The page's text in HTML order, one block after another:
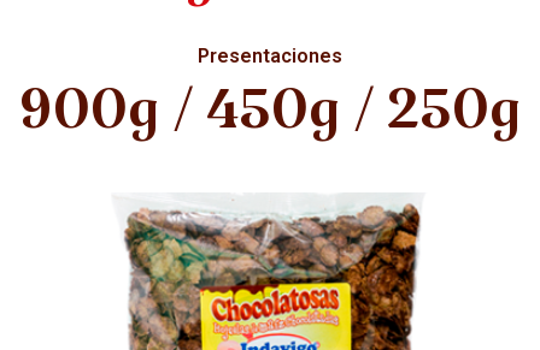
Presentaciones
900g / 450g / 250g